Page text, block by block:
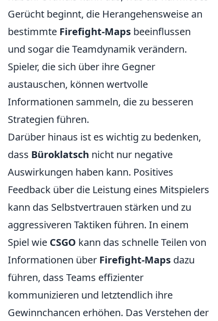
Gerücht beginnt, die Herangehensweise an
bestimmte Firefight-Maps beeinflussen
und sogar die Teamdynamik verändern.
Spieler, die sich über ihre Gegner
austauschen, können wertvolle
Informationen sammeln, die zu besseren
Strategien führen.
Darüber hinaus ist es wichtig zu bedenken,
dass Büroklatsch nicht nur negative
Auswirkungen haben kann. Positives
Feedback über die Leistung eines Mitspielers
kann das Selbstvertrauen stärken und zu
aggressiveren Taktiken führen. In einem
Spiel wie CSGO kann das schnelle Teilen von
Informationen über Firefight-Maps dazu
führen, dass Teams effizienter
kommunizieren und letztendlich ihre
Gewinnchancen erhöhen. Das Verstehen der